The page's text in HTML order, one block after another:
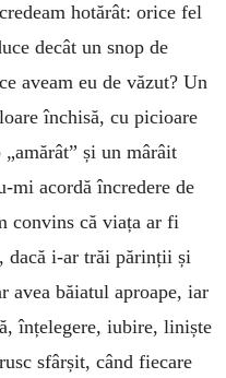
hotărât: orice fel
decât un snop de
aveam eu de văzut? Un
închisă, cu picioare
și un mârâit
mi acordă încredere de
convins că viața ar fi
dacă i-ar trăi părinții și
avea băiatul aproape, iar
înțelegere, iubire, li­niș­te
sfârșit, când fie­care